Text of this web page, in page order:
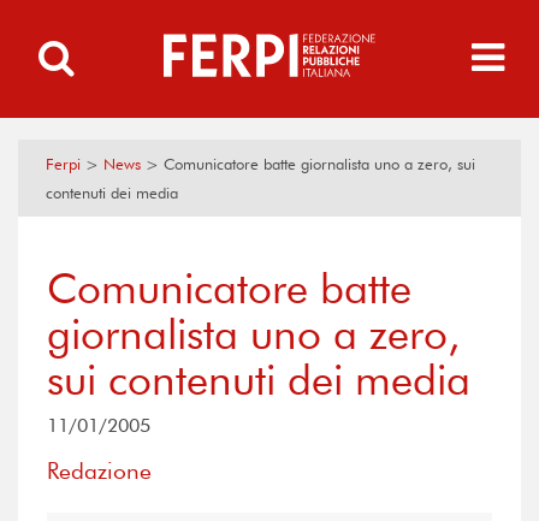
Ferpi > News > Comunicatore batte giornalista uno a zero, sui
contenuti dei media
Comunicatore batte
giornalista uno a zero,
sui contenuti dei media
11/01/2005
Redazione